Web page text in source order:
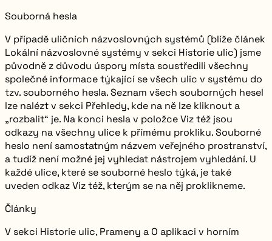
Souborná hesla
V případě uličních názvoslovných systémů (blíže článek
Lokální názvoslovné systémy v sekci Historie ulic) jsme
původně z důvodu úspory místa soustředili všechny
společné informace týkající se všech ulic v systému do
tzv. souborného hesla. Seznam všech souborných hesel
lze nalézt v sekci Přehledy, kde na ně lze kliknout a
„rozbalit“ je. Na konci hesla v položceViz též jsou
odkazy na všechny ulice k přímému prokliku. Souborné
heslo není samostatným názvem veřejného prostranství,
a tudíž není možné jej vyhledat nástrojem vyhledání. U
každé ulice, které se souborné heslo týká, je také
uveden odkazViz též, kterým se na něj proklikneme.
Články
V sekci Historie ulic, Prameny a O aplikaci v horním